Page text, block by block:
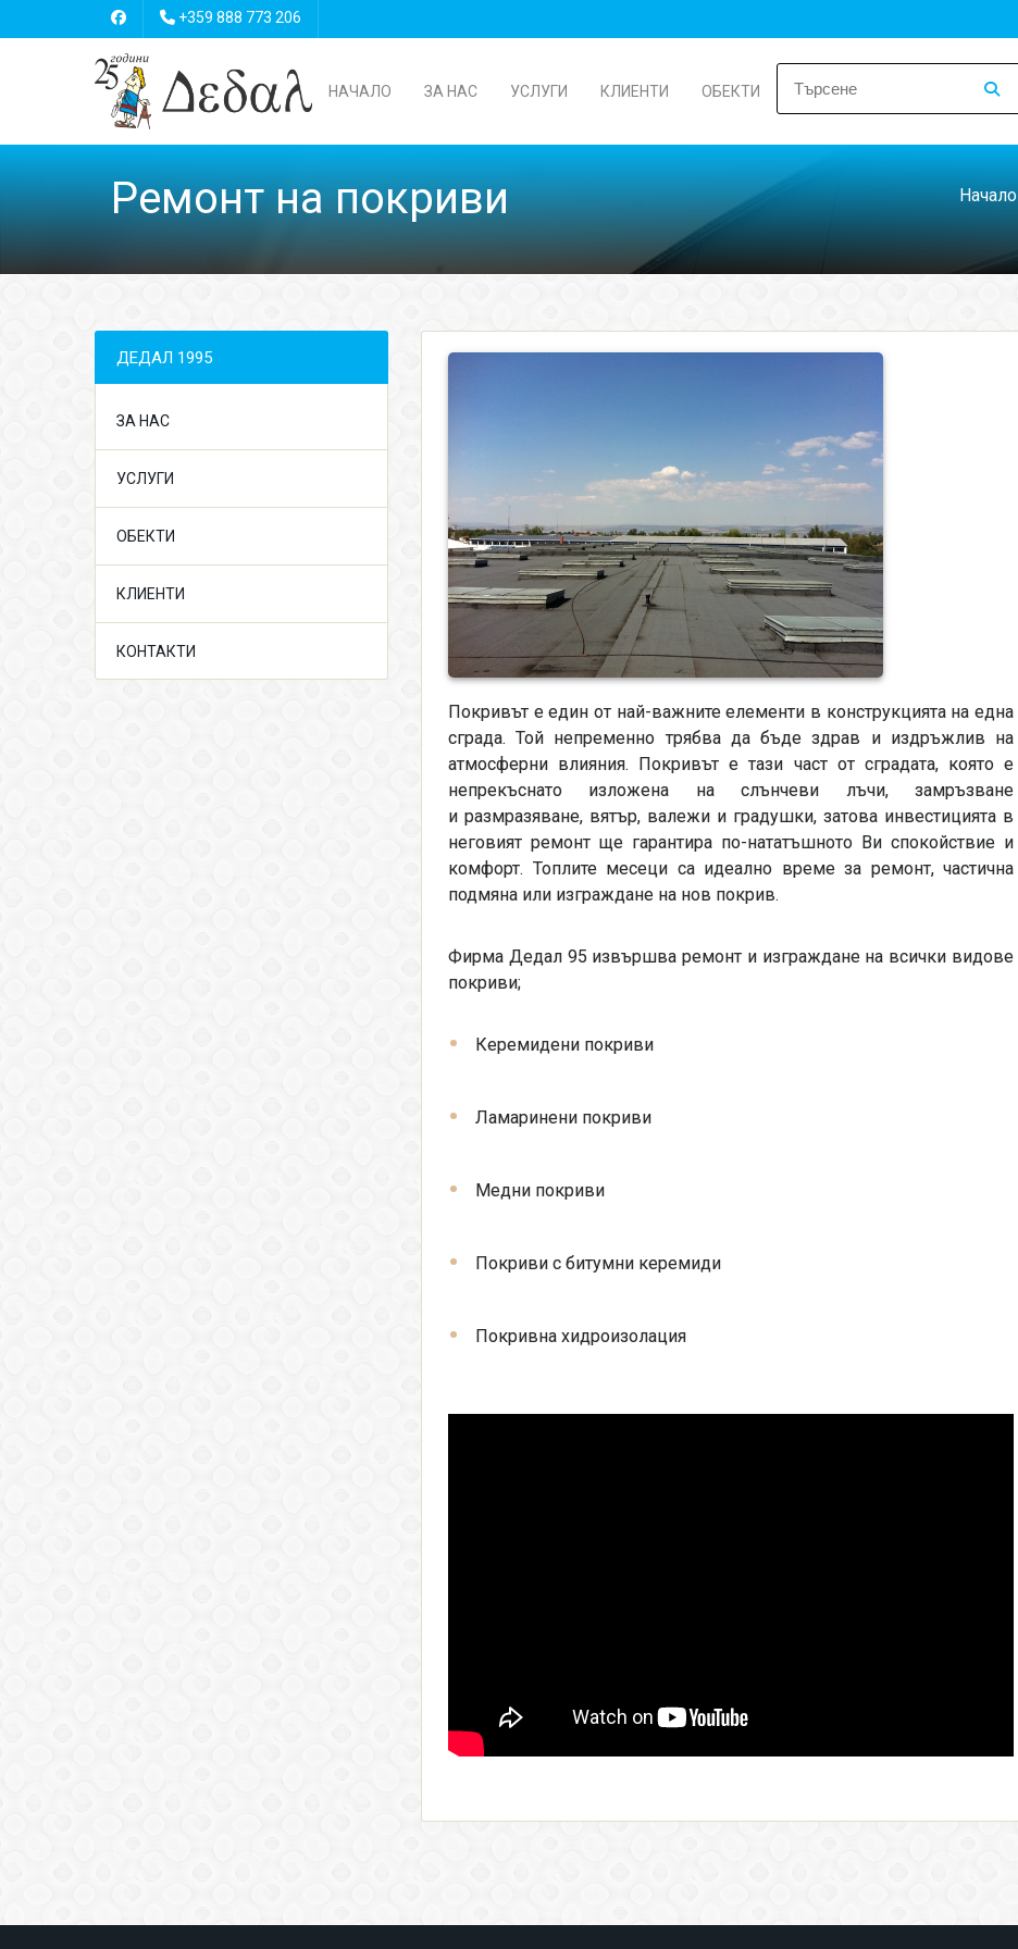
+359 888 773 206
НАЧАЛО ЗА НАС УСЛУГИ КЛИЕНТИ ОБЕКТИ
Ремонт на покриви Начало
ДЕДАЛ 1995
ЗА НАС
УСЛУГИ
ОБЕКТИ
КЛИЕНТИ
КОНТАКТИ
Покривът е един от най-важните елементи в конструкцията на една
сграда. Той непременно трябва да бъде здрав и издръжлив на
атмосферни влияния. Покривът е тази част от сградата, която е
непрекъснато изложена на слънчеви лъчи, замръзване
и размразяване, вятър, валежи и градушки, затова инвестицията в
неговият ремонт ще гарантира по-нататъшното Ви спокойствие и
комфорт. Топлите месеци са идеално време за ремонт, частична
подмяна или изграждане на нов покрив.
Фирма Дедал 95 извършва ремонт и изграждане на всички видове
покриви;
Керемидени покриви
Ламаринени покриви
Медни покриви
Покриви с битумни керемиди
Покривна хидроизолация